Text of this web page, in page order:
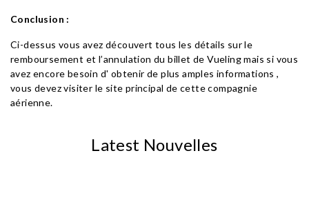
Conclusion :
Ci-dessus vous avez découvert tous les détails sur le
remboursement et l’annulation du billet de Vueling mais si vous
avez encore besoin d' obtenir de plus amples informations ,
vous devez visiter le site principal de cette compagnie
aérienne.
Latest Nouvelles